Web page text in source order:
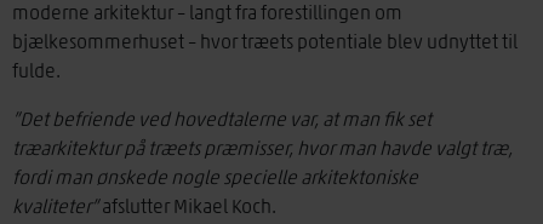
moderne arkitektur – langt fra forestillingen om
bjælkesommerhuset – hvor træets potentiale blev udnyttet til
fulde.
”Det befriende ved hovedtalerne var, at man fik set
træarkitektur på træets præmisser, hvor man havde valgt træ,
fordi man ønskede nogle specielle arkitektoniske
kvaliteter”afslutter Mikael Koch.